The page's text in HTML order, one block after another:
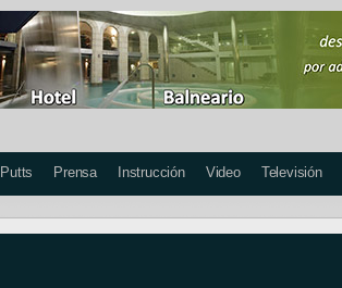
Prensa Instrucción Video Televisión